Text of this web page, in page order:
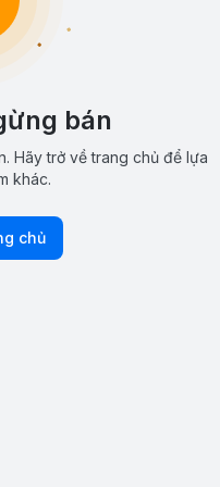
bán
Hãy trở về trang chủ để lựa
khác.
chủ